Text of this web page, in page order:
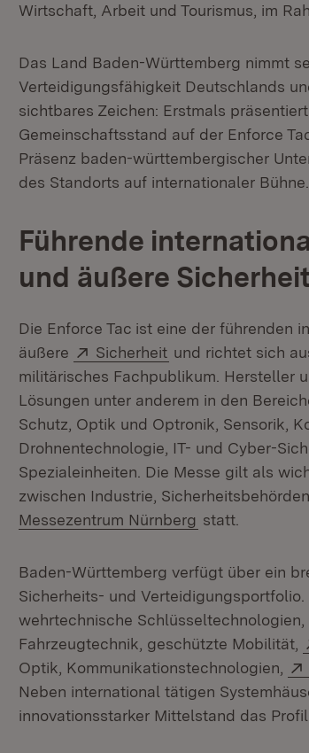
Wirtschaft, Arbeit und Tourismus, im
Das Land Baden-Württemberg nimmt
Verteidigungsfähigkeit Deutschlands
sichtbares Zeichen: Erstmals
Gemeinschaftsstand auf der Enforce
Präsenz baden-württembergischer
des Standorts auf internationaler Bühne.
Führende
und äußere Sicherheit
Die Enforce Tac ist eine der führenden
äußere
Extern:
Sicherheit (Öffnet in neuem
und richtet sich
militärisches Fachpublikum. Hersteller
Lösungen unter anderem in den
Schutz, Optik und Optronik, Sensorik,
Drohnentechnologie, IT- und Cyber-
Spezialeinheiten. Die Messe gilt als
zwischen Industrie,
Messezentrum Nürnberg (Öffnet in
statt.
Baden-Württemberg verfügt über ein
Sicherheits- und
wehrtechnische
Fahrzeugtechnik, geschützte Mobilität,
Optik, Kommunikationstechnologien,
Neben international tätigen
innovationsstarker Mittelstand das